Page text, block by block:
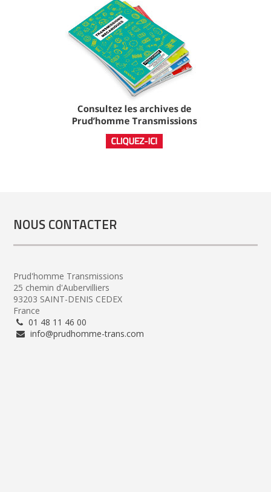
NOUS CONTACTER
Prud'homme Transmissions
25 chemin d'Aubervilliers
93203 SAINT-DENIS CEDEX
France
01 48 11 46 00
info@prudhomme-trans.com